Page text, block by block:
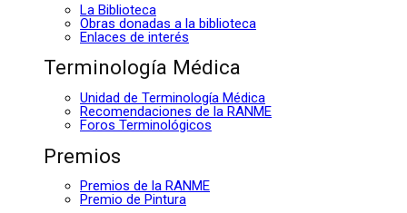
La Biblioteca
Obras donadas a la biblioteca
Enlaces de interés
Terminología Médica
Unidad de Terminología Médica
Recomendaciones de la RANME
Foros Terminológicos
Premios
Premios de la RANME
Premio de Pintura